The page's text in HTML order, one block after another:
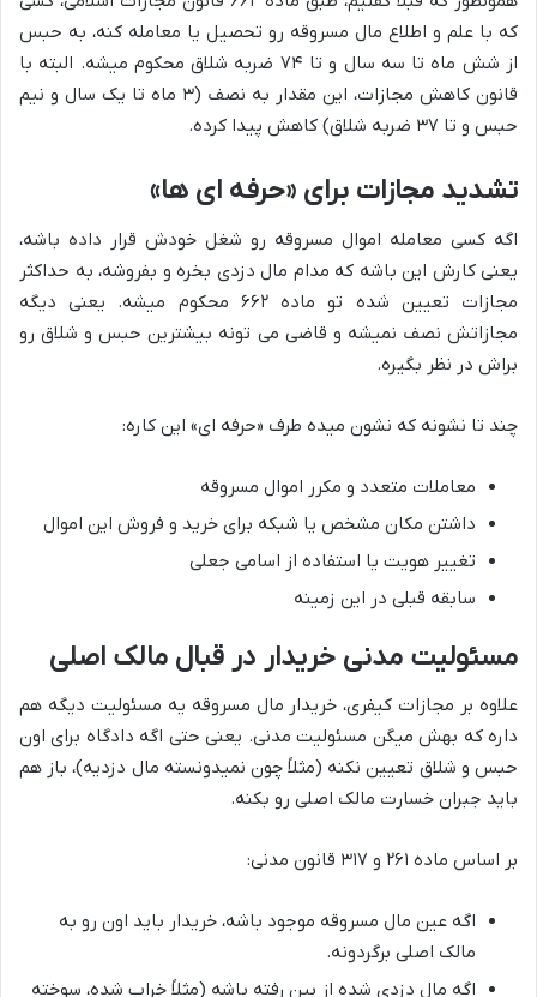
که با علم و اطلاع مال مسروقه رو تحصیل یا معامله کنه، به حبس
از شش ماه تا سه سال و تا ۷۴ ضربه شلاق محکوم میشه. البته با
قانون کاهش مجازات، این مقدار به نصف (۳ ماه تا یک سال و نیم
حبس و تا ۳۷ ضربه شلاق) کاهش پیدا کرده.
تشدید مجازات برای «حرفه ای ها»
اگه کسی معامله اموال مسروقه رو شغل خودش قرار داده باشه،
یعنی کارش این باشه که مدام مال دزدی بخره و بفروشه، به حداکثر
مجازات تعیین شده تو ماده ۶۶۲ محکوم میشه. یعنی دیگه
مجازاتش نصف نمیشه و قاضی می تونه بیشترین حبس و شلاق رو
براش در نظر بگیره.
چند تا نشونه که نشون میده طرف «حرفه ای» این کاره:
معاملات متعدد و مکرر اموال مسروقه
داشتن مکان مشخص یا شبکه برای خرید و فروش این اموال
تغییر هویت یا استفاده از اسامی جعلی
سابقه قبلی در این زمینه
مسئولیت مدنی خریدار در قبال مالک اصلی
علاوه بر مجازات کیفری، خریدار مال مسروقه یه مسئولیت دیگه هم
داره که بهش میگن مسئولیت مدنی. یعنی حتی اگه دادگاه برای اون
حبس و شلاق تعیین نکنه (مثلاً چون نمیدونسته مال دزدیه)، باز هم
باید جبران خسارت مالک اصلی رو بکنه.
بر اساس ماده ۲۶۱ و ۳۱۷ قانون مدنی:
اگه عین مال مسروقه موجود باشه، خریدار باید اون رو به
مالک اصلی برگردونه.
اگه مال دزدی شده از بین رفته باشه (مثلاً خراب شده، سوخته